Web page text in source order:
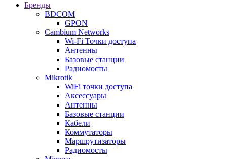
Бренды
BDCOM
GPON
Cambium Networks
Wi-Fi Точки доступа
Антенны
Базовые станции
Радиомосты
Mikrotik
WiFi точки доступа
Аксессуары
Антенны
Базовые станции
Кабели
Коммутаторы
Маршрутизаторы
Радиомосты